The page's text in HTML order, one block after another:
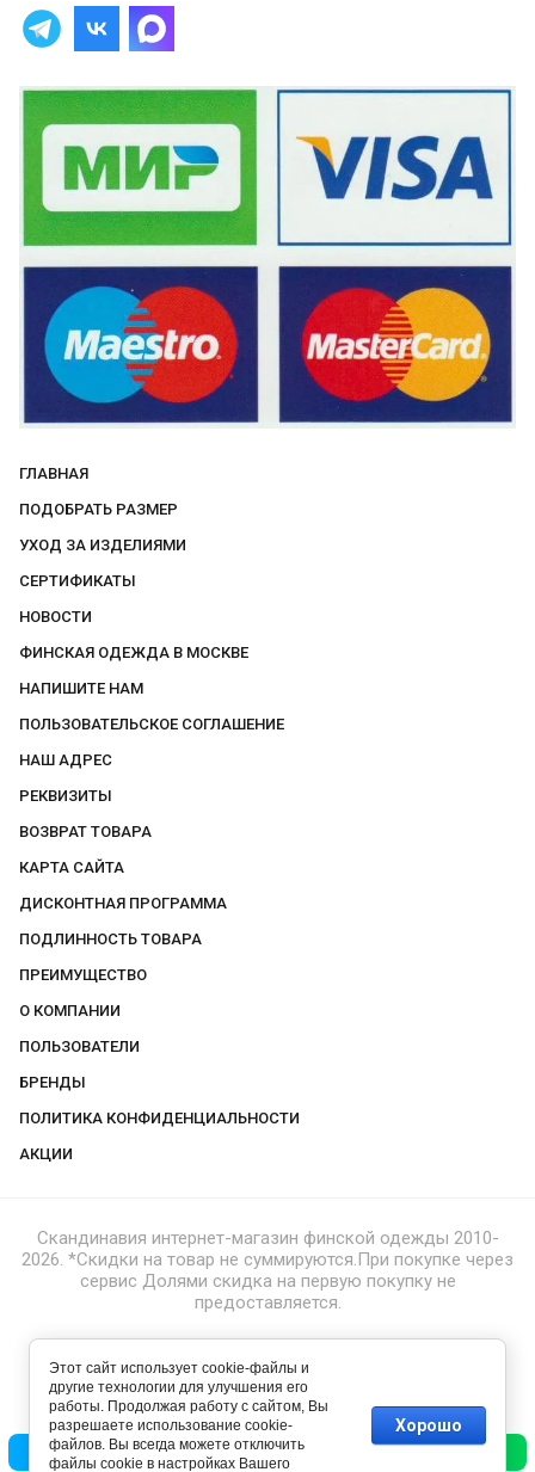
ГЛАВНАЯ
ПОДОБРАТЬ РАЗМЕР
УХОД ЗА ИЗДЕЛИЯМИ
СЕРТИФИКАТЫ
НОВОСТИ
ФИНСКАЯ ОДЕЖДА В МОСКВЕ
НАПИШИТЕ НАМ
ПОЛЬЗОВАТЕЛЬСКОЕ СОГЛАШЕНИЕ
НАШ АДРЕС
РЕКВИЗИТЫ
ВОЗВРАТ ТОВАРА
КАРТА САЙТА
ДИСКОНТНАЯ ПРОГРАММА
ПОДЛИННОСТЬ ТОВАРА
ПРЕИМУЩЕСТВО
О КОМПАНИИ
ПОЛЬЗОВАТЕЛИ
БРЕНДЫ
ПОЛИТИКА КОНФИДЕНЦИАЛЬНОСТИ
АКЦИИ
Скандинавия интернет-магазин финской одежды 2010-
2026. *Скидки на товар не суммируются.При покупке через
сервис Долями скидка на первую покупку не
предоставляется.
Позвонить Написать
Этот сайт использует cookie-файлы и
другие технологии для улучшения его
работы. Продолжая работу с сайтом, Вы
разрешаете использование cookie-
файлов. Вы всегда можете отключить
файлы cookie в настройках Вашего
Хорошо